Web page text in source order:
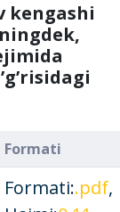
kengashi
Formati
Formati:.pdf,